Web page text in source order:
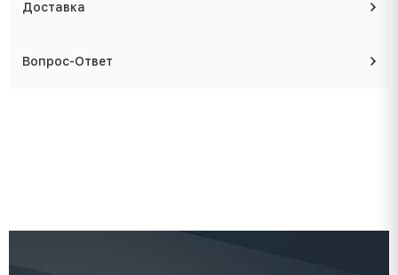
Доставка
Вопрос-Ответ